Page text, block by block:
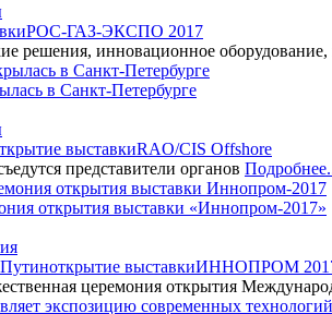
РОС-ГАЗ-ЭКСПО 2017
решения, инновационное оборудование,
в Санкт-Петербурге
выставкиRAO/CIS Offshore
представители органов
открытия выставки «Иннопром-2017»
открытие выставкиИННОПРОМ
церемония открытия